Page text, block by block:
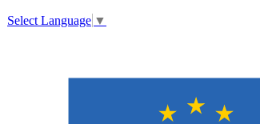
Select Language ▼